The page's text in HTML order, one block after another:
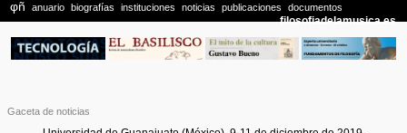
Gaceta de noticias